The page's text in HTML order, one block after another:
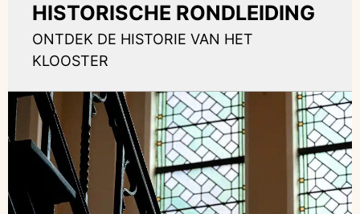
HISTORISCHE RONDLEIDING
ONTDEK DE HISTORIE VAN HET
KLOOSTER